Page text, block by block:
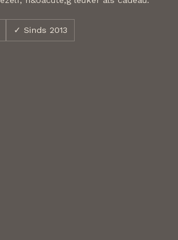
✓ Sinds 2013